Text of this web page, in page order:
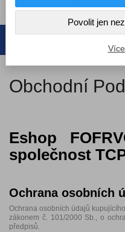
Obchodní
Eshop
společnost
Ochrana osobních
Ochrana osobních údajů
zákonem č. 101/2000 Sb., o
předpisů.
Povolit jen